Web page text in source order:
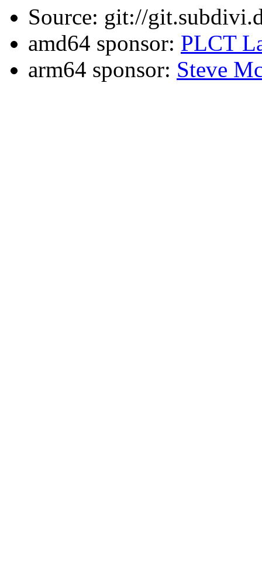
Source: git://
amd64 sponsor: PLCT
arm64 sponsor: Steve